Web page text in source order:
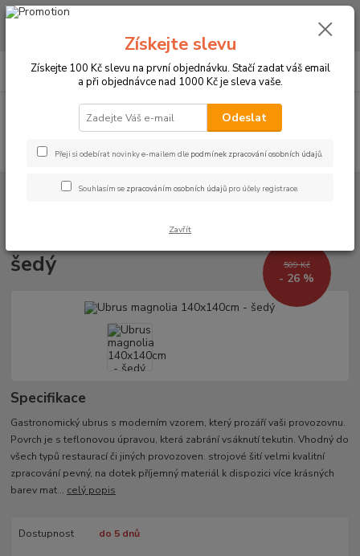
CHCETE NAKOUPIT VĚTŠÍ MNOŽSTVÍ NAŠICH PRODUKTŮ ZA LEPŠÍ
CZK
Hledat
+420 773 794 023
Pondělí-pátek 9-16 hodin
0
UBRUSY
Slavnostní ubrusy Magnolia s vodoodpudivou úpravou
Ubrus magnolia 140x140cm -
šedý
509 Kč
- 26 %
Specifikace
Gastronomický ubrus s moderním vzorem, který prozáří vaši provozovnu.
Povrch je s teflonovou úpravou, která zabrání vsáknutí tekutin. Vhodný do
všech typů restaurací či jiných provozoven. strojové šití velmi kvalitní
zpracování pevný, na dotek příjemný materiál k dispozici více krásných
barev mat... celý popis
Dostupnost do 5 dnů
Získejte slevu
Získejte 100 Kč slevu na první objednávku. Stačí zadat váš email
a při objednávce nad 1000 Kč je sleva vaše.
Odeslat
Přeji si odebírat novinky e-mailem dle podmínek zpracování osobních údajů.
Souhlasím se zpracováním osobních údajů pro účely registrace.
Zavřít